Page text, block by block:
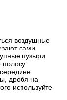
воздушные
сами
пузыри
полосу
дробя на
используйте